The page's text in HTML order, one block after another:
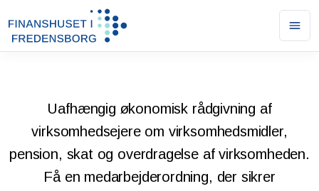
Uafhængig økonomisk rådgivning af
virksomhedsejere om virksomhedsmidler,
pension, skat og overdragelse af virksomheden.
Få en medarbejderordning, der sikrer